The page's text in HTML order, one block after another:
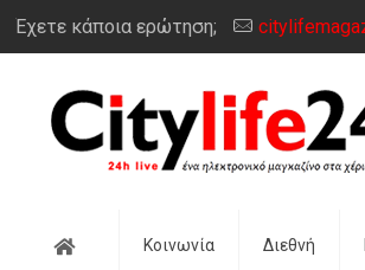
Έχετε κάποια ερώτηση;
Αρχική Κοινωνία Διεθνή